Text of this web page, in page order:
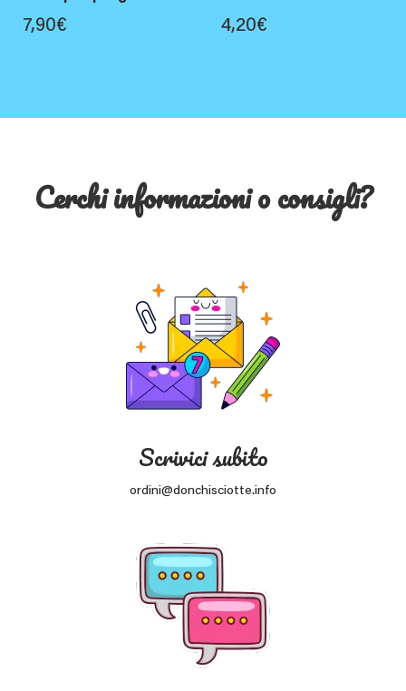
7,90€ 4,20€
Cerchi informazioni o consigli?
Scrivici subito
ordini@donchisciotte.info